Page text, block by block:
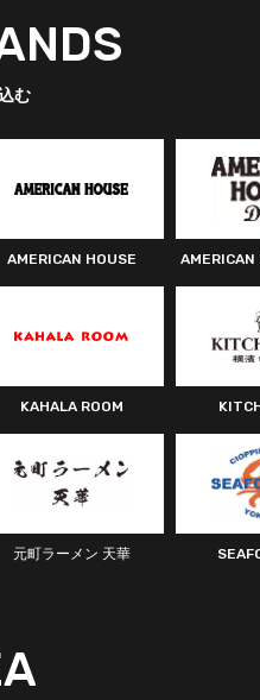
む
AMERICAN HOUSE AMERICAN
KAHALA ROOM
元町ラーメン 天華